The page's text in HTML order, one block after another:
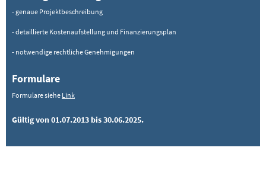
- genaue Projektbeschreibung
- detaillierte Kostenaufstellung und Finanzierungsplan
- notwendige rechtliche Genehmigungen
Formulare
Formulare siehe Link
Gültig von 01.07.2013 bis 30.06.2025.